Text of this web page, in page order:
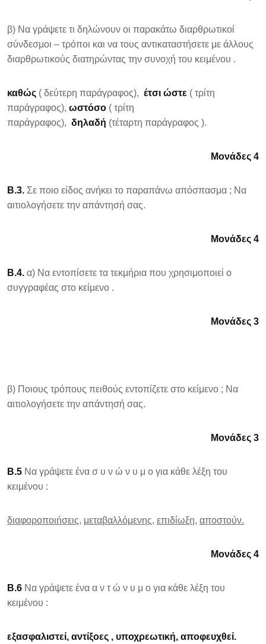
β) Να γράψετε τι δηλώνουν οι παρακάτω διαρθρωτικοί
σύνδεσμοι – τρόποι και να τους αντικαταστήσετε με άλλους
διαρθρωτικούς διατηρώντας την συνοχή του κειμένου .
καθώς ( δεύτερη παράγραφος), έτσι ώστε ( τρίτη
παράγραφος), ωστόσο ( τρίτη
παράγραφος), δηλαδή (τέταρτη παράγραφος ).
Μονάδες 4
Β.3. Σε ποιο είδος ανήκει το παραπάνω απόσπασμα ; Να
αιτιολογήσετε την απάντησή σας.
Μονάδες 4
Β.4. α) Να εντοπίσετε τα τεκμήρια που χρησιμοποιεί ο
συγγραφέας στο κείμενο .
Μονάδες 3
β) Ποιους τρόπους πειθούς εντοπίζετε στο κείμενο ; Να
αιτιολογήσετε την απάντησή σας.
Μονάδες 3
Β.5 Να γράψετε ένα σ υ ν ώ ν υ μ ο για κάθε λέξη του
κειμένου :
διαφοροποιήσεις, μεταβαλλόμενης, επιδίωξη, αποστούν.
Μονάδες 4
Β.6 Να γράψετε ένα α ν τ ώ ν υ μ ο για κάθε λέξη του
κειμένου :
εξασφαλιστεί, αντίξοες , υποχρεωτική, αποφευχθεί.